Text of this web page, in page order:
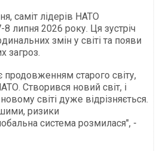
саміт лідерів НАТО
8 липня 2026 року. Ця зустріч
змін у світі та появи
загроз.
продовженням старого світу,
Створився новий світ, і
світі дуже відрізняється.
ризики
система розмилася", -